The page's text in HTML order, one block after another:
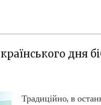
дня
Традиційно, в